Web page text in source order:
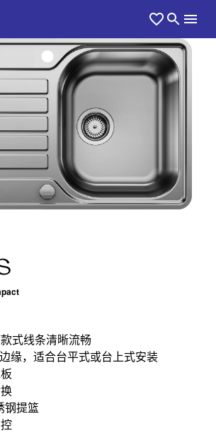
式线条清晰流畅
缘，适合台平式或台上式安装
钢提篮